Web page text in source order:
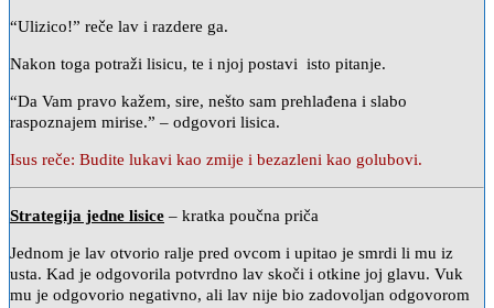
“Ulizico!” reče lav i razdere ga.
Nakon toga potraži lisicu, te i njoj postavi isto pitanje.
“Da Vam pravo kažem, sire, nešto sam prehlađena i slabo
raspoznajem mirise.” – odgovori lisica.
Isus reče: Budite lukavi kao zmije i bezazleni kao golubovi.
Strategija jedne lisice – kratka poučna priča
Jednom je lav otvorio ralje pred ovcom i upitao je smrdi li mu iz
usta. Kad je odgovorila potvrdno lav skoči i otkine joj glavu. Vuk
mu je odgovorio negativno, ali lav nije bio zadovoljan odgovorom